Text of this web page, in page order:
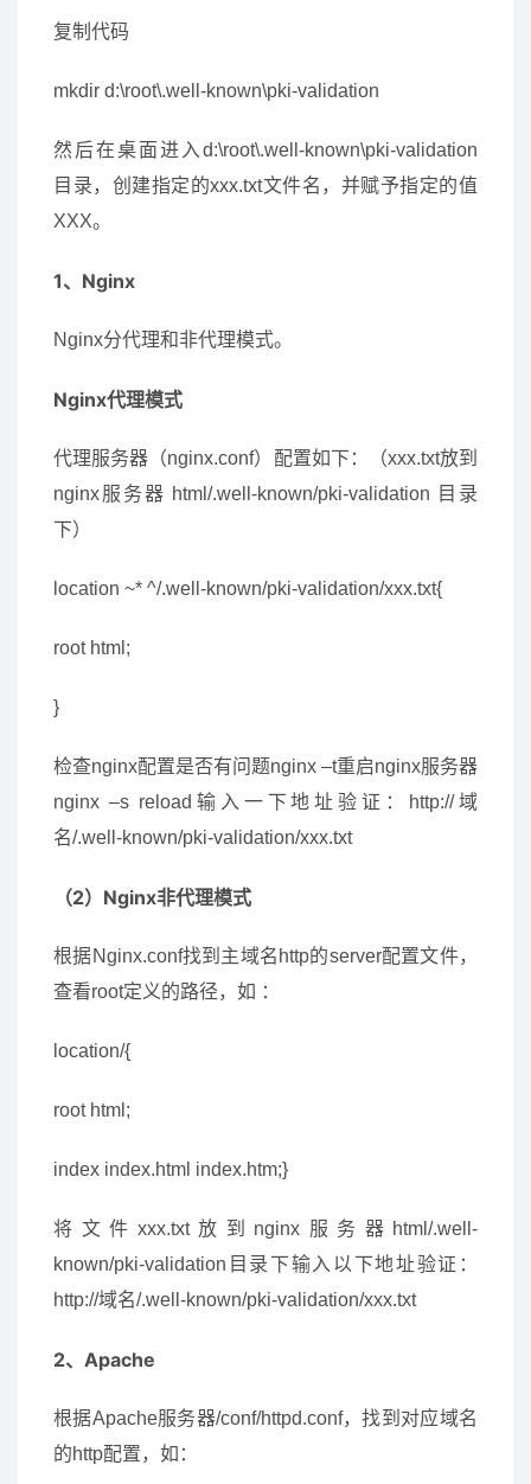
复制代码
mkdir d:\root\.well-known\pki-validation
然后在桌面进入d:\root\.well-known\pki-validation
目录，创建指定的xxx.txt文件名，并赋予指定的值
XXX。
1、Nginx
Nginx分代理和非代理模式。
Nginx代理模式
代理服务器（nginx.conf）配置如下：（xxx.txt放到
nginx服务器 html/.well-known/pki-validation 目录
下）
location ~* ^/.well-known/pki-validation/xxx.txt{
root html;
}
检查nginx配置是否有问题nginx –t重启nginx服务器
nginx –s reload输入一下地址验证：http://域
名/.well-known/pki-validation/xxx.txt
（2）Nginx非代理模式
根据Nginx.conf找到主域名http的server配置文件，
查看root定义的路径，如 ：
location/{
root html;
index index.html index.htm;}
将文件xxx.txt放到nginx服务器html/.well-
known/pki-validation目录下输入以下地址验证：
http://域名/.well-known/pki-validation/xxx.txt
2、Apache
根据Apache服务器/conf/httpd.conf，找到对应域名
的http配置，如：